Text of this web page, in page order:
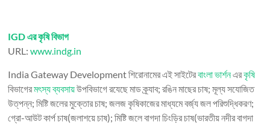
IGD এর কৃষি বিভাগ
URL:www.indg.in
India Gateway Development শিরোনামের এই সাইটেরবাংলা ভার্শনএরকৃষি
বিভাগেরমৎস্য ব্যবসায়উপবিভাগে রযেছে মাড ক্র্যাব; রঙিন মাছের চাষ; মূল্য সযোজিত
উত্‌পন্ন; মিষ্টি জলের মুক্তোর চাষ; জলজ কৃষিকাজের মাধ্যমে বর্জ্য জল পরিশুদ্ধিকরণ;
গ্রো-আউট কার্প চাষ(জলাশয়ে চাষ); মিষ্টি জলে বাগদা চিংড়ির চাষ(ভারতীয় নদীর বাগদা